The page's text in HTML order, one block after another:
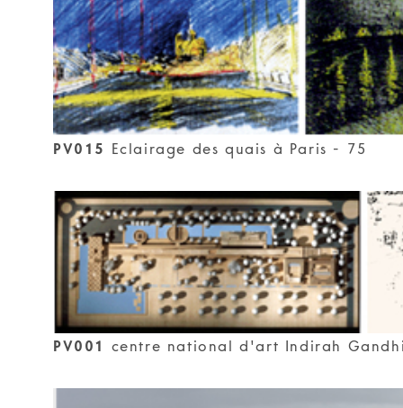
PV015 Eclairage des quais à Paris - 75
PV001 centre national d'art Indirah